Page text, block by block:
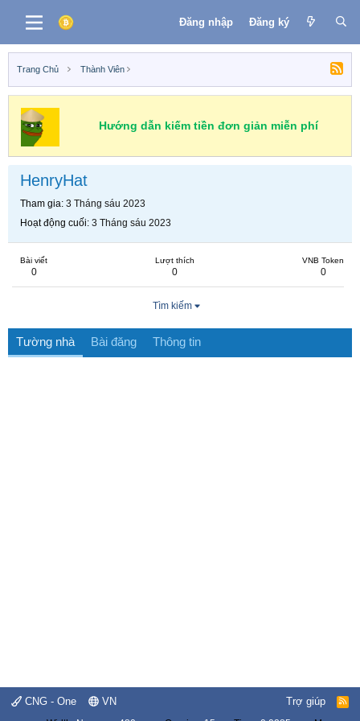
Đăng nhập Đăng ký
Trang Chủ Thành Viên
Hướng dẫn kiếm tiền đơn giản miễn phí
HenryHat
Tham gia 3 Tháng sáu 2023
Hoạt động cuối 3 Tháng sáu 2023
Bài viết
0
Lượt thích
0
VNB Token
0
Tìm kiếm
Tường nhà Bài đăng Thông tin
CNG - One VN Trợ giúp
R